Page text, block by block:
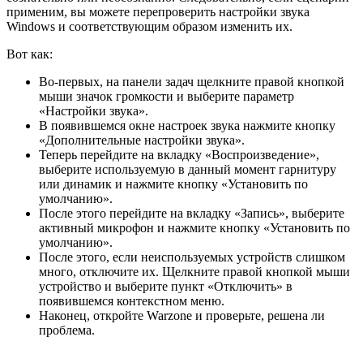
применим, вы можете перепроверить настройки звука
Windows и соответствующим образом изменить их.
Вот как:
Во-первых, на панели задач щелкните правой кнопкой
мыши значок громкости и выберите параметр
«Настройки звука».
В появившемся окне настроек звука нажмите кнопку
«Дополнительные настройки звука».
Теперь перейдите на вкладку «Воспроизведение»,
выберите используемую в данный момент гарнитуру
или динамик и нажмите кнопку «Установить по
умолчанию».
После этого перейдите на вкладку «Запись», выберите
активный микрофон и нажмите кнопку «Установить по
умолчанию».
После этого, если неиспользуемых устройств слишком
много, отключите их. Щелкните правой кнопкой мыши
устройство и выберите пункт «Отключить» в
появившемся контекстном меню.
Наконец, откройте Warzone и проверьте, решена ли
проблема.